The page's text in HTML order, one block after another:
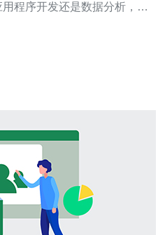
程序开发还是数据分析，云
乎想象。 香港最快云